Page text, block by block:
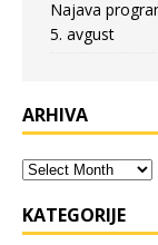
Najava
5. avgust
ARHIVA
KATEGORIJE